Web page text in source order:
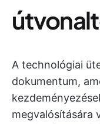
A technológiai
dokumentum,
megvalósítására